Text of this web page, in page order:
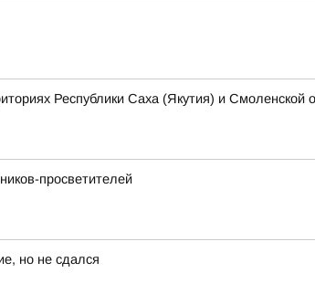
Республики Саха (Якутия) и Смоленской
просветителей
но не сдался